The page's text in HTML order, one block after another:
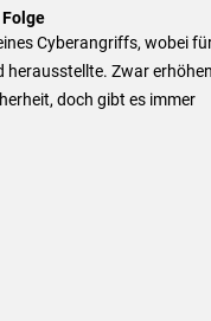
Cyberangriffs, wobei
herausstellte. Zwar
doch gibt es immer